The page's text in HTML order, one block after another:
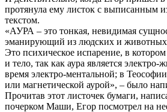
протянула ему листок с выписанным
текстом.
«АУРА – это тонкая, невидимая
эманирующий из людских и животных
Это психическое испарение, в
и тело, так как аура является
время электро-ментальной; в
или магнетической аурой», – было
Прочитав этот листочек бумаги,
почерком Маши, Егор посмотрел на